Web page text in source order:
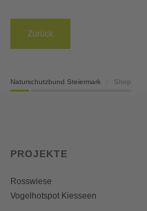
Zurück
Naturschutzbund Steiermark Shop
PROJEKTE
Rosswiese
Vogelhotspot Kiesseen